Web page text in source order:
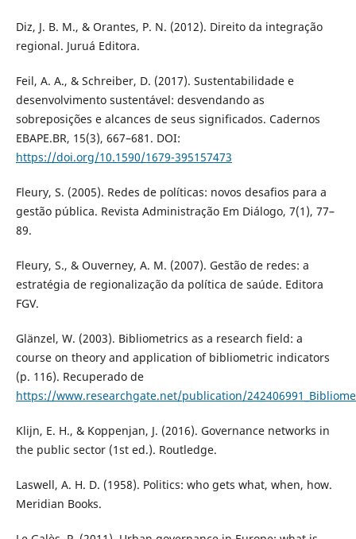
Diz, J. B. M., & Orantes, P. N. (2012). Direito da integração
regional. Juruá Editora.
Feil, A. A., & Schreiber, D. (2017). Sustentabilidade e
desenvolvimento sustentável: desvendando as
sobreposições e alcances de seus significados. Cadernos
EBAPE.BR, 15(3), 667–681. DOI:
https://doi.org/10.1590/1679-395157473
Fleury, S. (2005). Redes de políticas: novos desafios para a
gestão pública. Revista Administração Em Diálogo, 7(1), 77–
89.
Fleury, S., & Ouverney, A. M. (2007). Gestão de redes: a
estratégia de regionalização da política de saúde. Editora
FGV.
Glänzel, W. (2003). Bibliometrics as a research field: a
course on theory and application of bibliometric indicators
(p. 116). Recuperado de
https://www.researchgate.net/publication/
Klijn, E. H., & Koppenjan, J. (2016). Governance networks in
the public sector (1st ed.). Routledge.
Laswell, A. H. D. (1958). Politics: who gets what, when, how.
Meridian Books.